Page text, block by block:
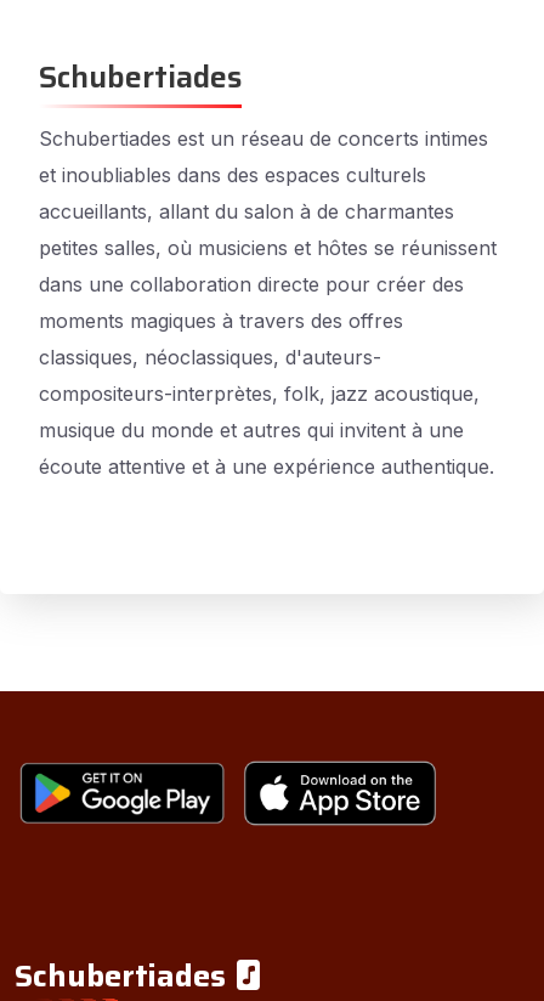
Schubertiades
Schubertiades est un réseau de concerts intimes
et inoubliables dans des espaces culturels
accueillants, allant du salon à de charmantes
petites salles, où musiciens et hôtes se réunissent
dans une collaboration directe pour créer des
moments magiques à travers des offres
classiques, néoclassiques, d'auteurs-
compositeurs-interprètes, folk, jazz acoustique,
musique du monde et autres qui invitent à une
écoute attentive et à une expérience authentique.
Schubertiades